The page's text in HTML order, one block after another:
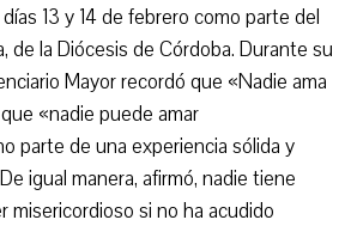
13 y 14 de febrero como parte del
de la Diócesis de Córdoba. Durante su
Mayor recordó que «Nadie ama
«nadie puede amar
parte de una experiencia sólida y
igual manera, afirmó, nadie tiene
misericordioso si no ha acudido